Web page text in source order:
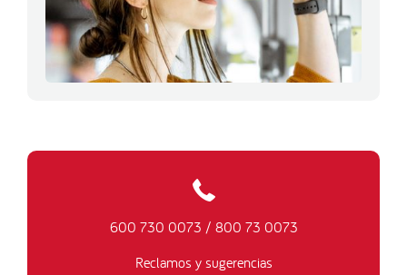
600 730 0073 / 800 73 0073
Reclamos y sugerencias